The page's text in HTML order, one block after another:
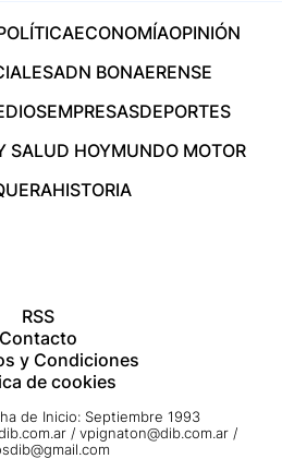
ECONOMÍAOPINIÓN
ADN BONAERENSE
EMPRESASDEPORTES
SALUD HOYMUNDO MOTOR
HISTORIA
RSS
Contacto
y Condiciones
de cookies
de Inicio: Septiembre 1993
/ vpignaton@dib.com.ar /